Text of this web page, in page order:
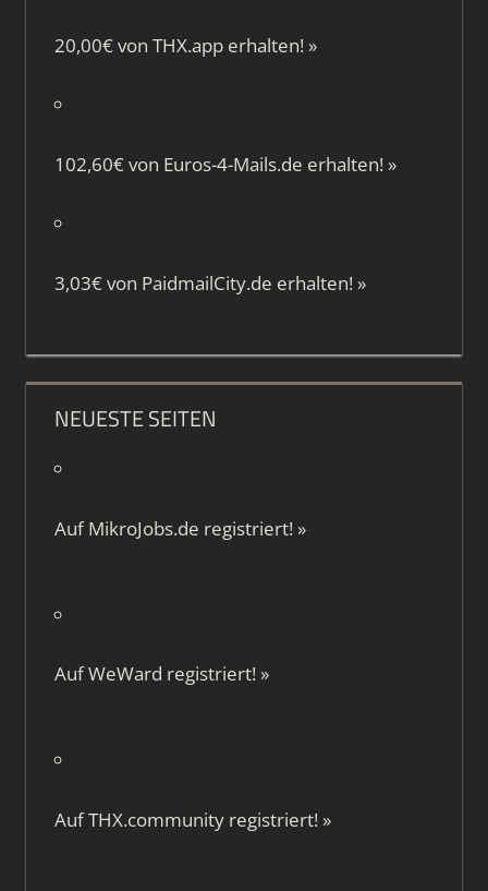
20,00€ von THX.apperhalten! »
102,60€ von Euros-4-Mails.de erhalten! »
3,03€ von PaidmailCity.de erhalten! »
NEUESTE SEITEN
AufMikroJobs.de registriert! »
AufWeWard registriert! »
AufTHX.communityregistriert! »